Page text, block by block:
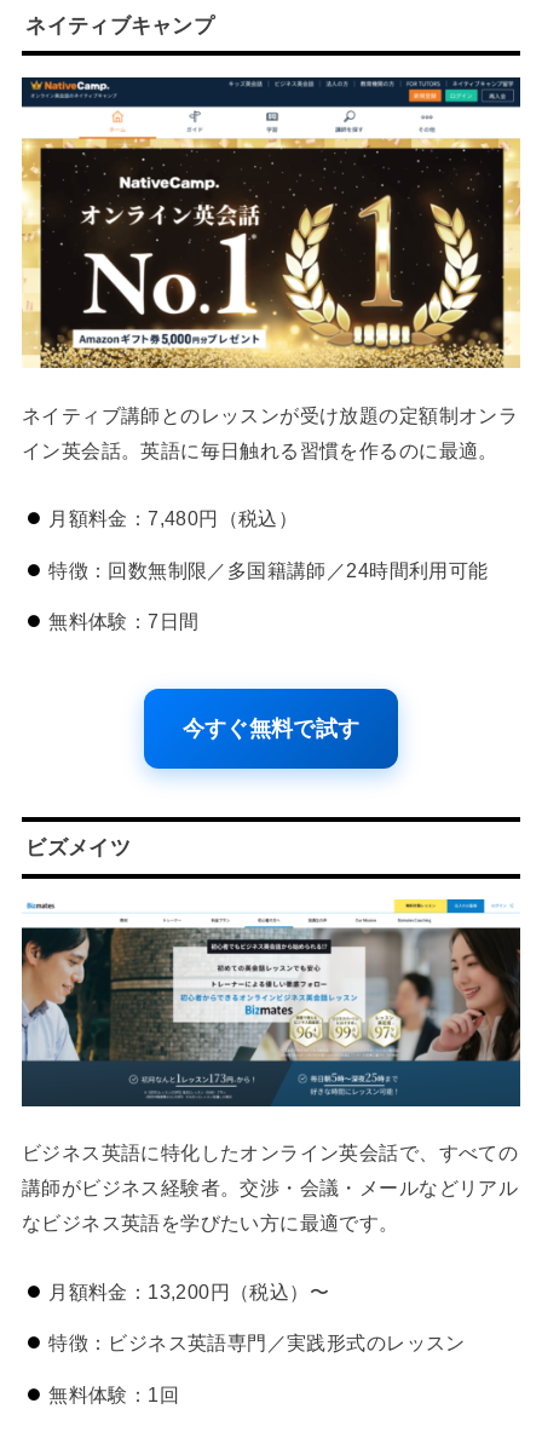
ネイティブキャンプ
ネイティブ講師とのレッスンが受け放題の定額制オンラ
イン英会話。英語に毎日触れる習慣を作るのに最適。
月額料金：7,480円（税込）
特徴：回数無制限／多国籍講師／24時間利用可能
無料体験：7日間
今すぐ無料で試す
ビズメイツ
ビジネス英語に特化したオンライン英会話で、すべての
講師がビジネス経験者。交渉・会議・メールなどリアル
なビジネス英語を学びたい方に最適です。
月額料金：13,200円（税込）〜
特徴：ビジネス英語専門／実践形式のレッスン
無料体験：1回